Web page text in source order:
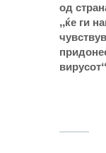
од
„ќе ги